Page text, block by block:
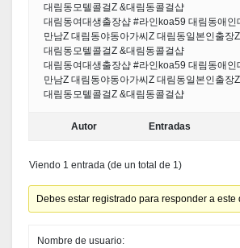
대림동모텔콜걸Z &대림동콜걸샵
대림동여대생출장샵 #라인koa59 대림동애인
만남Z 대림동야동아가씨Z 대림동일본인출장
대림동모텔콜걸Z &대림동콜걸샵
대림동여대생출장샵 #라인koa59 대림동애인
만남Z 대림동야동아가씨Z 대림동일본인출장
대림동모텔콜걸Z &대림동콜걸샵
Autor Entradas
Viendo 1 entrada (de un total de 1)
Debes estar registrado para responder a este
Nombre de usuario: